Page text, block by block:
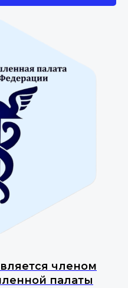
членом
палаты